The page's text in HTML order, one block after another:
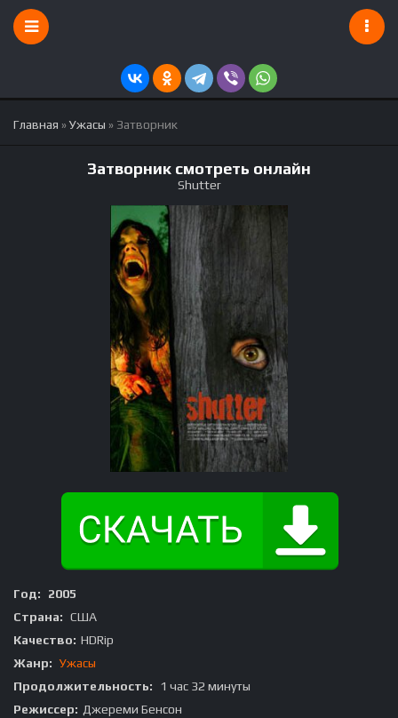
Главная »Ужасы » Затворник
Затворник смотреть онлайн
Shutter
Год:
2005
Страна: США
Качество: HDRip
Жанр: Ужасы
Продолжительность:
1 час 32 минуты
Режиссер: Джереми Бенсон